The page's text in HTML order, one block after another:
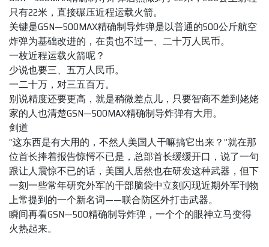
只有22米，直接碾压近程运载火箭。
关键是GSN—500MAX精确制导炸弹是以普通的500公斤航空
炸弹为基础改进的，在贵也不过一、二十万人民币。
一枚近程运载火箭呢？
少说也要三、五万人民币。
一二十万，对三五百万。
别说精度还要更高，就是稍微差点儿，只要智商不差到姥姥
家的人也清楚GSN—500MAX精确制导炸弹有大用。
剑道
“这东西是有大用的，不然人美国人干嘛搞它出来？”就在那
位首长捧着报告惊愕不已是，总部首长缓缓开口，说了一句
跟让人震惊不已的话，美国人居然也在研发这种武器，但下
一刻一些常年研究外军的干部脑袋中立刻闪现近期外军刊物
上常提到的一个新名词——联合防区外打击武器。
瞬间再看GSN—500精确制导炸弹，一个个的眼神立马变得
火热起来。